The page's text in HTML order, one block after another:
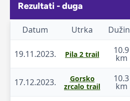
Rezultati - duga
Datum Utrka
19.11.2023. Pila 2 trail 10.9
km
17.12.2023.
Gorsko
zrcalo trail
10.3
km